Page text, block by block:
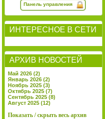
Панель управления
ИНТЕРЕСНОЕ В СЕТИ
АРХИВ НОВОСТЕЙ
Май 2026 (2)
Январь 2026 (2)
Ноябрь 2025 (3)
Октябрь 2025 (7)
Сентябрь 2025 (8)
Август 2025 (12)
Показать / скрыть весь архив